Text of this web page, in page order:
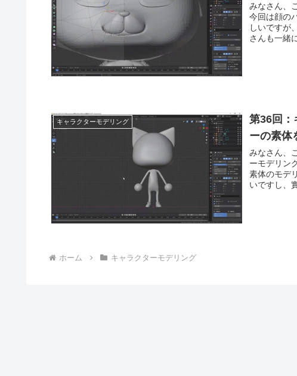
みなさん、こん
今回は顔の
しいですが、
さんも一緒
キャラクターモデリング
第36回：
ーの素体
みなさん、こん
ーモデリン
素体のモデリングを
いですし、
ホーム キャラクターモデリング